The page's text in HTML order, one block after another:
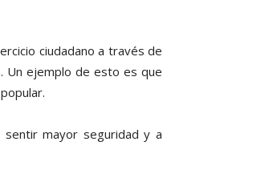
ciudadano a través de
Un ejemplo de esto es que
sentir mayor seguridad y a